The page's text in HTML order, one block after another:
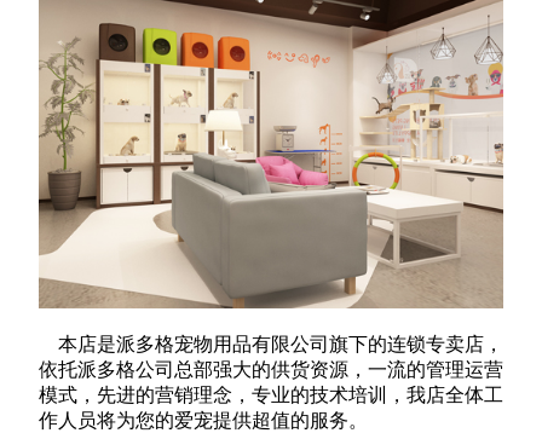
本店是派多格宠物用品有限公司旗下的连锁专卖店，
依托派多格公司总部强大的供货资源，一流的管理运营
模式，先进的营销理念，专业的技术培训，我店全体工
作人员将为您的爱宠提供超值的服务。